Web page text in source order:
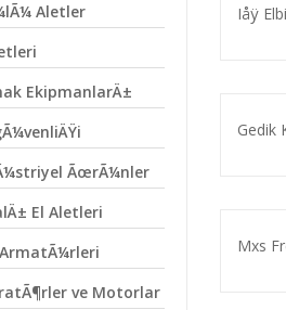
Aletler
EkipmanlarÄ±
ÃœrÃ¼nler
El Aletleri
ve Motorlar
Iåÿ
Gedik
Mxs